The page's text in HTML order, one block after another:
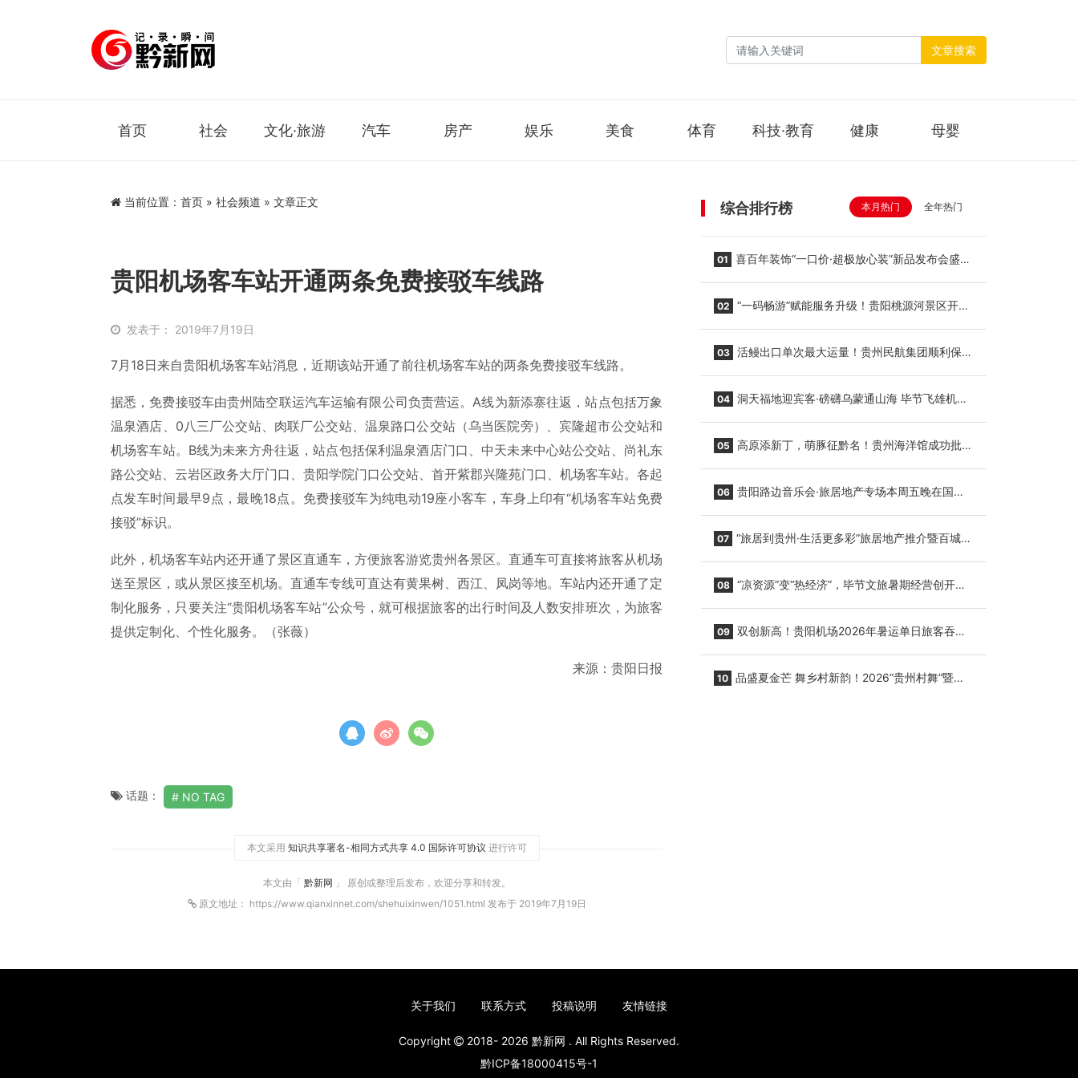
文章搜索
首页 社会 文化·旅游 汽车 房产 娱乐 美食 体育 科技·教育 健康 母婴
当前位置： 首页 » 社会频道 » 文章正文
贵阳机场客车站开通两条免费接驳车线路
发表于： 2019年7月19日
7月18日来自贵阳机场客车站消息，近期该站开通了前往机场客车站的两条免费接驳车线路。
据悉，免费接驳车由贵州陆空联运汽车运输有限公司负责营运。A线为新添寨往返，站点包括万象
温泉酒店、0八三厂公交站、肉联厂公交站、温泉路口公交站（乌当医院旁）、宾隆超市公交站和
机场客车站。B线为未来方舟往返，站点包括保利温泉酒店门口、中天未来中心站公交站、尚礼东
路公交站、云岩区政务大厅门口、贵阳学院门口公交站、首开紫郡兴隆苑门口、机场客车站。各起
点发车时间最早9点，最晚18点。免费接驳车为纯电动19座小客车，车身上印有“机场客车站免费
接驳”标识。
此外，机场客车站内还开通了景区直通车，方便旅客游览贵州各景区。直通车可直接将旅客从机场
送至景区，或从景区接至机场。直通车专线可直达有黄果树、西江、凤岗等地。车站内还开通了定
制化服务，只要关注“贵阳机场客车站”公众号，就可根据旅客的出行时间及人数安排班次，为旅客
提供定制化、个性化服务。（张薇）
来源：贵阳日报
话题： NO TAG
本文采用 知识共享署名-相同方式共享 4.0 国际许可协议 进行许可
本文由「 黔新网 」 原创或整理后发布，欢迎分享和转发。
原文地址： https://www.qianxinnet.com/shehuixinwen/1051.html 发布于 2019年7月19日
综合排行榜 本月热门 全年热门
01 喜百年装饰“一口价·超极放心装”新品发布会盛大
02 “一码畅游”赋能服务升级！贵阳桃源河景区开
03 活鳗出口单次最大运量！贵州民航集团顺利保障
04 洞天福地迎宾客·磅礴乌蒙通山海 毕节飞雄机场
05 高原添新丁，萌豚征黔名！贵州海洋馆成功批量
06 贵阳路边音乐会·旅居地产专场本周五晚在国际
07 “旅居到贵州·生活更多彩”旅居地产推介暨百城千
08 “凉资源”变“热经济”，毕节文旅暑期经营创开门
09 双创新高！贵阳机场2026年暑运单日旅客吞吐
10 品盛夏金芒 舞乡村新韵！2026“贵州村舞”暨望
关于我们 联系方式 投稿说明 友情链接
Copyright 2018- 2026 黔新网 . All Rights Reserved.
黔ICP备18000415号-1